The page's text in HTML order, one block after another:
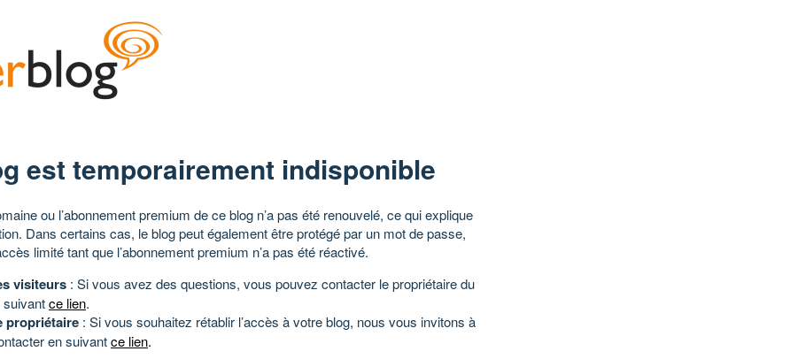
est temporairement indisponible
ou l’abonnement premium de ce blog n’a pas été renouvelé, ce qui explique
Dans certains cas, le blog peut également être protégé par un mot de passe,
limité tant que l’abonnement premium n’a pas été réactivé.
visiteurs : Si vous avez des questions, vous pouvez contacter le propriétaire du
suivantce lien.
propriétaire : Si vous souhaitez rétablir l’accès à votre blog, nous vous invitons à
en suivantce lien.